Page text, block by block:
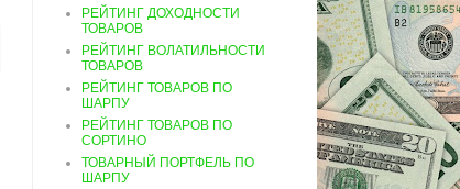
РЕЙТИНГ ДОХОДНОСТИ
ТОВАРОВ
РЕЙТИНГ ВОЛАТИЛЬНОСТИ
ТОВАРОВ
РЕЙТИНГ ТОВАРОВ ПО
ШАРПУ
РЕЙТИНГ ТОВАРОВ ПО
СОРТИНО
ТОВАРНЫЙ ПОРТФЕЛЬ ПО
ШАРПУ